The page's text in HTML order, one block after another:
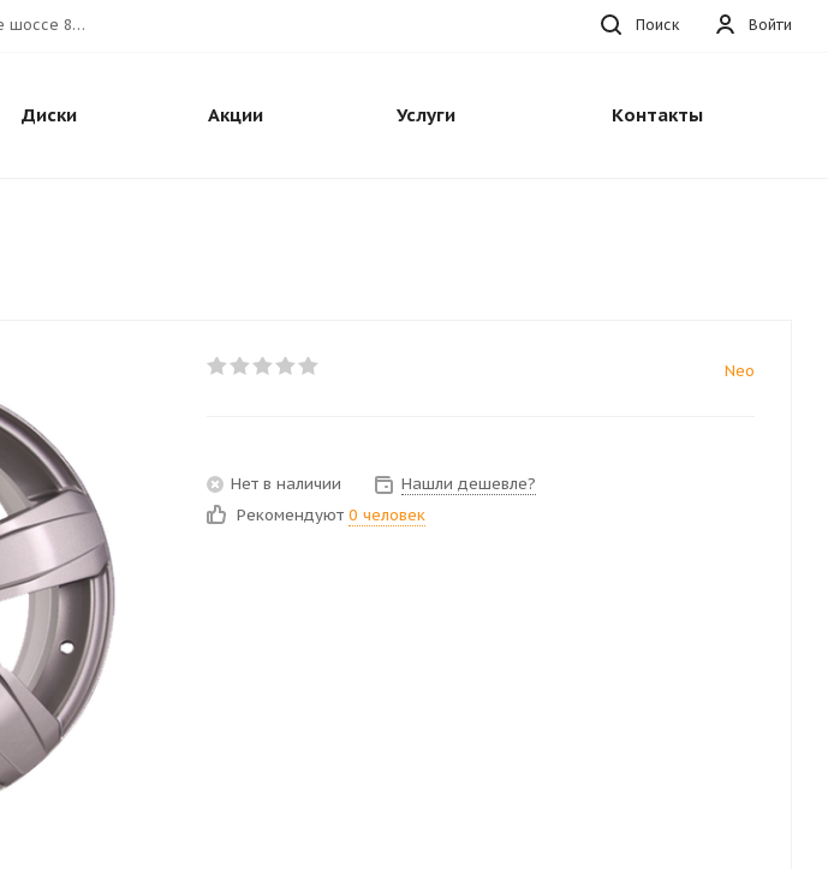
Войти
г. Череповец ул Кирилловское шоссе 80А АВТОШИНА.РУС Поиск
Диски Акции Услуги Контакты
Neo
Нет в наличии
Нашли дешевле?
Рекомендуют 0 человек